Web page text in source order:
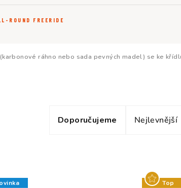
ROUND FREERIDE
(karbonové ráhno nebo sada pevných madel) se ke
Doporučujeme Nejlevnější
Top